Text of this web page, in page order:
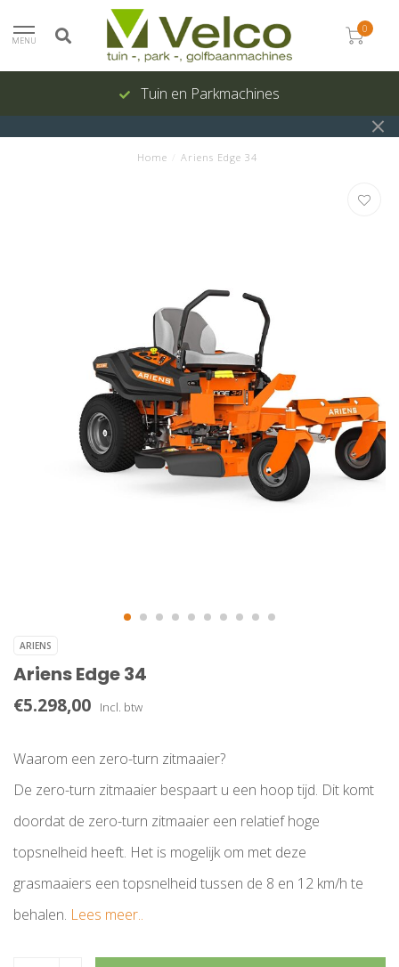
MENU
0
Tuin en Parkmachines
Home Ariens Edge 34
ARIENS
Ariens Edge 34
€5.298,00 Incl. btw
Waarom een zero-turn zitmaaier?
De zero-turn zitmaaier bespaart u een hoop tijd. Dit komt
doordat de zero-turn zitmaaier een relatief hoge
topsnelheid heeft. Het is mogelijk om met deze
grasmaaiers een topsnelheid tussen de 8 en 12 km/h te
behalen. Lees meer..